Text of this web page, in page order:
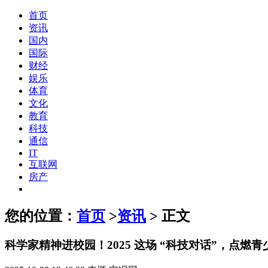
首页
资讯
国内
国际
财经
娱乐
体育
文化
教育
科技
通信
IT
互联网
房产
您的位置： 首页 >资讯 > 正文
科学家精神进校园！2025 这场 “科技对话”，点燃青